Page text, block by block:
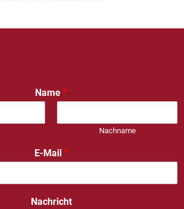
Name *
Nachname
E-Mail *
Nachricht